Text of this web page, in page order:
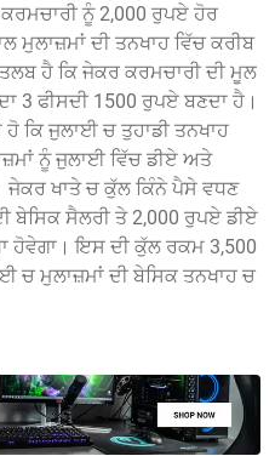
ਨੂੰ 2,000 ਰੁਪਏ ਹੋਰ
ਮੁਲਾਜ਼ਮਾਂ ਦੀ ਤਨਖਾਹ ਵਿੱਚ ਕਰੀਬ
ਹੈ ਕਿ ਜੇਕਰ ਕਰਮਚਾਰੀ ਦੀ ਮੂਲ
3 ਫੀਸਦੀ 1500 ਰੁਪਏ ਬਣਦਾ ਹੈ।
ਕਿ ਜੁਲਾਈ ਚ ਤੁਹਾਡੀ ਤਨਖਾਹ
ਨੂੰ ਜੁਲਾਈ ਵਿੱਚ ਡੀਏ ਅਤੇ
ਜੇਕਰ ਖਾਤੇ ਚ ਕੁੱਲ ਕਿੰਨੇ ਪੈਸੇ ਵਧਣ
ਬੇਸਿਕ ਸੈਲਰੀ ਤੇ 2,000 ਰੁਪਏ ਡੀਏ
ਹੋਵੇਗਾ। ਇਸ ਦੀ ਕੁੱਲ ਰਕਮ 3,500
ਚ ਮੁਲਾਜ਼ਮਾਂ ਦੀ ਬੇਸਿਕ ਤਨਖਾਹ ਚ